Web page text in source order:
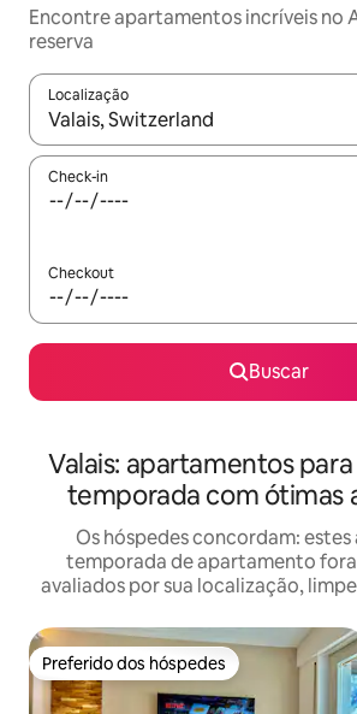
Encontre apartamentos incríveis no
reserva
Localização
Quando os resultados estiverem
Check-in
Checkout
Buscar
Valais: apartamentos
temporada com ótimas
Os hóspedes concordam:
temporada de apartamento
avaliados por sua localização,
Preferido dos hóspedes
Preferido dos hóspedes